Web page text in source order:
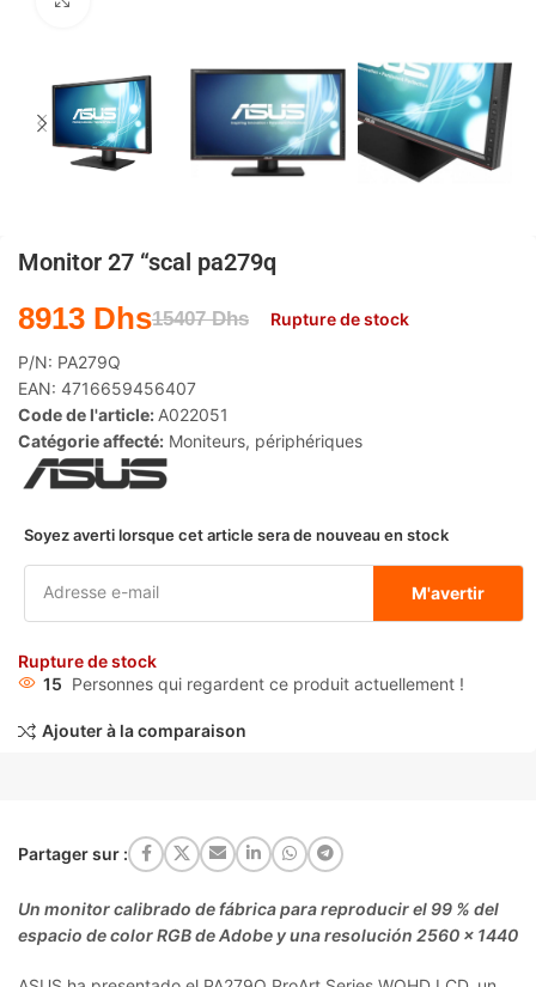
Monitor 27 “scal pa279q
15407Dhs
8913 Dhs Rupture de stock
P/N: PA279Q
EAN: 4716659456407
Code de l'article: A022051
Catégorie affecté: Moniteurs, périphériques
Soyez averti lorsque cet article sera de nouveau en stock
M'avertir
Rupture de stock
15 Personnes qui regardent ce produit actuellement !
Ajouter à la comparaison
Partager sur :
Un monitor calibrado de fábrica para reproducir el 99 % del
espacio de color RGB de Adobe y una resolución 2560 x 1440